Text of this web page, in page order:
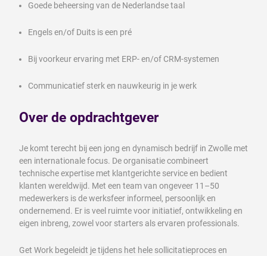
Goede beheersing van de Nederlandse taal
Engels en/of Duits is een pré
Bij voorkeur ervaring met ERP- en/of CRM-systemen
Communicatief sterk en nauwkeurig in je werk
Over de opdrachtgever
Je komt terecht bij een jong en dynamisch bedrijf in Zwolle met
een internationale focus. De organisatie combineert
technische expertise met klantgerichte service en bedient
klanten wereldwijd. Met een team van ongeveer 11–50
medewerkers is de werksfeer informeel, persoonlijk en
ondernemend. Er is veel ruimte voor initiatief, ontwikkeling en
eigen inbreng, zowel voor starters als ervaren professionals.
Get Work begeleidt je tijdens het hele sollicitatieproces en